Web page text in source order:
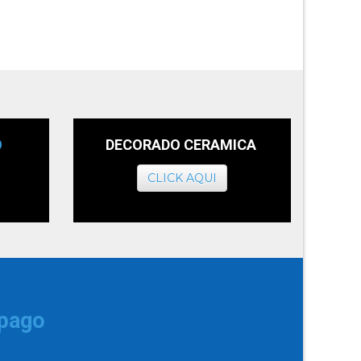
DECORADO CERAMICA
CLICK AQUI